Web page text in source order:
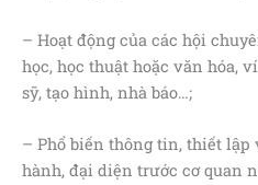
– Hoạt động của các hội
học, học thuật hoặc văn hóa,
sỹ, tạo hình, nhà báo…;
– Phổ biến thông tin, thiết
hành, đại diện trước cơ quan